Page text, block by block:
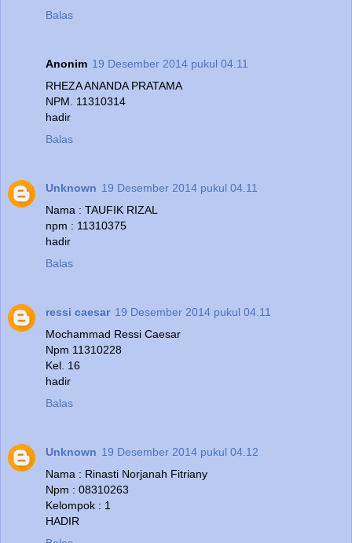
Balas
Anonim 19 Desember 2014 pukul 04.11
RHEZA ANANDA PRATAMA
NPM. 11310314
hadir
Balas
Unknown 19 Desember 2014 pukul 04.11
Nama : TAUFIK RIZAL
npm : 11310375
hadir
Balas
ressi caesar 19 Desember 2014 pukul 04.11
Mochammad Ressi Caesar
Npm 11310228
Kel. 16
hadir
Balas
Unknown 19 Desember 2014 pukul 04.12
Nama : Rinasti Norjanah Fitriany
Npm : 08310263
Kelompok : 1
HADIR